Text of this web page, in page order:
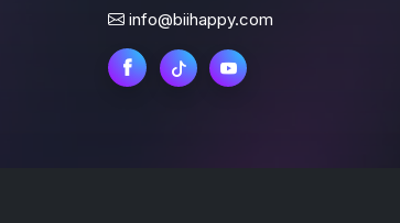
info@biihappy.com